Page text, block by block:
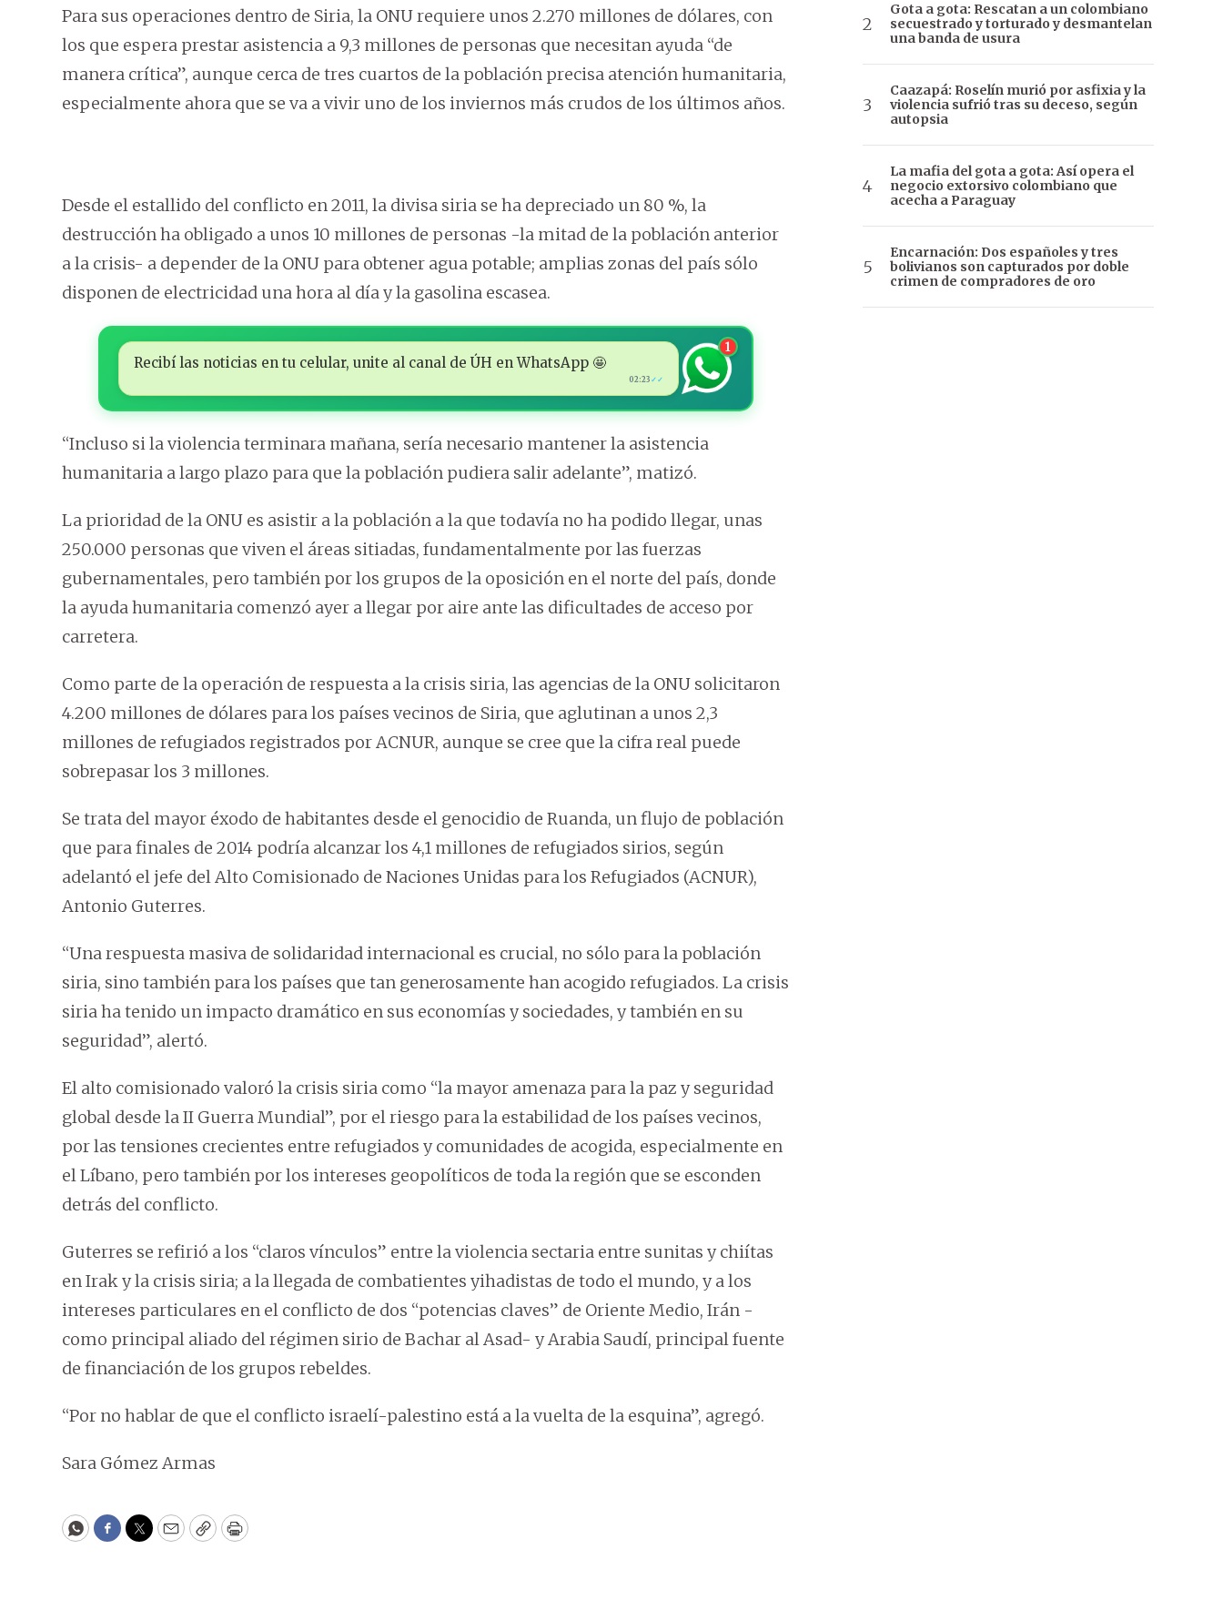
Para sus operaciones dentro de Siria, la ONU requiere unos 2.270 millones de dólares, con
los que espera prestar asistencia a 9,3 millones de personas que necesitan ayuda “de
manera crítica”, aunque cerca de tres cuartos de la población precisa atención humanitaria,
especialmente ahora que se va a vivir uno de los inviernos más crudos de los últimos años.
Desde el estallido del conflicto en 2011, la divisa siria se ha depreciado un 80 %, la
destrucción ha obligado a unos 10 millones de personas -la mitad de la población anterior
a la crisis- a depender de la ONU para obtener agua potable; amplias zonas del país sólo
disponen de electricidad una hora al día y la gasolina escasea.
Recibí las noticias en tu celular, unite al canal de ÚH en WhatsApp 🤩
02:23 ✓✓
1
“Incluso si la violencia terminara mañana, sería necesario mantener la asistencia
humanitaria a largo plazo para que la población pudiera salir adelante”, matizó.
La prioridad de la ONU es asistir a la población a la que todavía no ha podido llegar, unas
250.000 personas que viven el áreas sitiadas, fundamentalmente por las fuerzas
gubernamentales, pero también por los grupos de la oposición en el norte del país, donde
la ayuda humanitaria comenzó ayer a llegar por aire ante las dificultades de acceso por
carretera.
Como parte de la operación de respuesta a la crisis siria, las agencias de la ONU solicitaron
4.200 millones de dólares para los países vecinos de Siria, que aglutinan a unos 2,3
millones de refugiados registrados por ACNUR, aunque se cree que la cifra real puede
sobrepasar los 3 millones.
Se trata del mayor éxodo de habitantes desde el genocidio de Ruanda, un flujo de población
que para finales de 2014 podría alcanzar los 4,1 millones de refugiados sirios, según
adelantó el jefe del Alto Comisionado de Naciones Unidas para los Refugiados (ACNUR),
Antonio Guterres.
“Una respuesta masiva de solidaridad internacional es crucial, no sólo para la población
siria, sino también para los países que tan generosamente han acogido refugiados. La crisis
siria ha tenido un impacto dramático en sus economías y sociedades, y también en su
seguridad”, alertó.
El alto comisionado valoró la crisis siria como “la mayor amenaza para la paz y seguridad
global desde la II Guerra Mundial”, por el riesgo para la estabilidad de los países vecinos,
por las tensiones crecientes entre refugiados y comunidades de acogida, especialmente en
el Líbano, pero también por los intereses geopolíticos de toda la región que se esconden
detrás del conflicto.
Guterres se refirió a los “claros vínculos” entre la violencia sectaria entre sunitas y chiítas
en Irak y la crisis siria; a la llegada de combatientes yihadistas de todo el mundo, y a los
intereses particulares en el conflicto de dos “potencias claves” de Oriente Medio, Irán -
como principal aliado del régimen sirio de Bachar al Asad- y Arabia Saudí, principal fuente
de financiación de los grupos rebeldes.
“Por no hablar de que el conflicto israelí-palestino está a la vuelta de la esquina”, agregó.
Sara Gómez Armas
WhatsApp
Facebook
Twitter
EmailCopyPrint
Gota a gota: Rescatan a un colombiano
secuestrado y torturado y desmantelan
una banda de usura
Caazapá: Roselín murió por asfixia y la
violencia sufrió tras su deceso, según
autopsia
La mafia del gota a gota: Así opera el
negocio extorsivo colombiano que
acecha a Paraguay
Encarnación: Dos españoles y tres
bolivianos son capturados por doble
crimen de compradores de oro